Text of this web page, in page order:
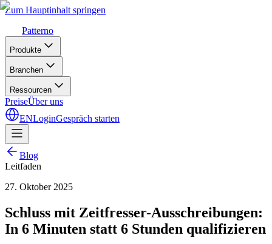
Zum Hauptinhalt springen
Patterno
Produkte
Branchen
Ressourcen
PreiseÜber uns
ENLoginGespräch starten
Blog
Leitfaden
27. Oktober 2025
Schluss mit Zeitfresser-Ausschreibungen:
In 6 Minuten statt 6 Stunden qualifizieren